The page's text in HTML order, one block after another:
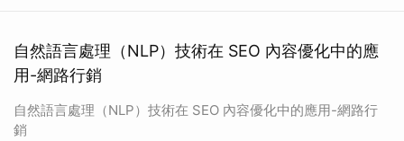
自然語言處理（NLP）技術在 SEO 內容優化中的應
用-網路行銷
自然語言處理（NLP）技術在 SEO 內容優化中的應用-網路行
銷